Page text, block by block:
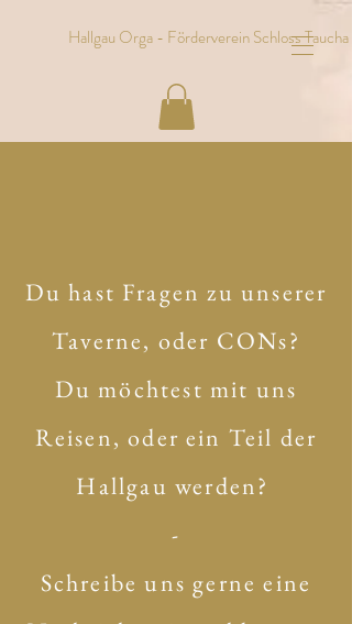
Hallgau Orga - Förderverein Schloss Taucha
Du hast Fragen zu unserer
Taverne, oder CONs?
Du möchtest mit uns
Reisen, oder ein Teil der
Hallgau werden?
-
Schreibe uns gerne eine